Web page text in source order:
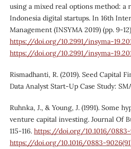
using a mixed real options method: a
Indonesia digital startups. In 16th
Management (INSYMA 2019) (pp. 9-
https://doi.org/10.2991/insyma-
https://doi.org/10.2991/insyma-
Rismadhanti, R. (2019). Seed Capital
Data Analyst Start-Up Case Study:
Ruhnka, J., & Young, J. (1991). Some
venture capital investing. Journal Of
115-116. https://doi.org/10.1016/0883-
https://doi.org/10.1016/0883-